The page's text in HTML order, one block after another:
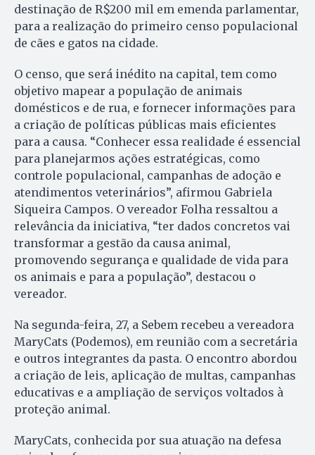
destinação de R$200 mil em emenda parlamentar,
para a realização do primeiro censo populacional
de cães e gatos na cidade.
O censo, que será inédito na capital, tem como
objetivo mapear a população de animais
domésticos e de rua, e fornecer informações para
a criação de políticas públicas mais eficientes
para a causa. “Conhecer essa realidade é essencial
para planejarmos ações estratégicas, como
controle populacional, campanhas de adoção e
atendimentos veterinários”, afirmou Gabriela
Siqueira Campos. O vereador Folha ressaltou a
relevância da iniciativa, “ter dados concretos vai
transformar a gestão da causa animal,
promovendo segurança e qualidade de vida para
os animais e para a população”, destacou o
vereador.
Na segunda-feira, 27, a Sebem recebeu a vereadora
MaryCats (Podemos), em reunião com a secretária
e outros integrantes da pasta. O encontro abordou
a criação de leis, aplicação de multas, campanhas
educativas e a ampliação de serviços voltados à
proteção animal.
MaryCats, conhecida por sua atuação na defesa